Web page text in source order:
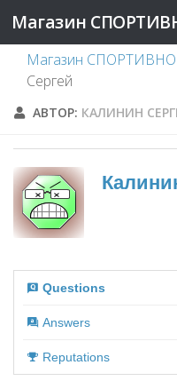
Магазин
Сергей
АВТОР: КАЛИНИН
Questions
Answers
Reputations